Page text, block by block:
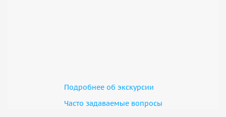
Подробнее об экскурсии
Часто задаваемые вопросы